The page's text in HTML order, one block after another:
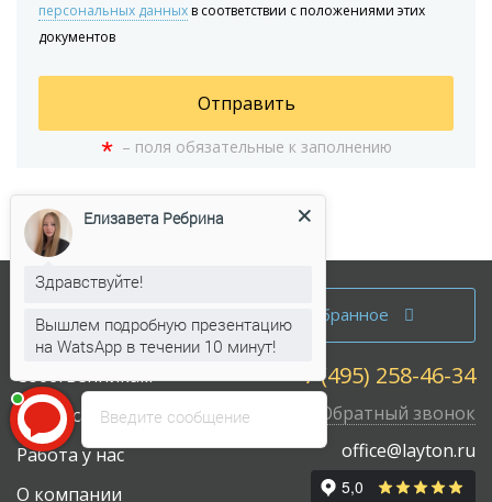
персональных данныхв соответствии с положениями этих
документов
Отправить
* – поля обязательные к заполнению
Аренда офисов
Продажа офисов
Собственникам
Карта сайта
Работа у нас
О компании
Избранное
+7 (495) 258-46-34
Обратный звонок
office@layton.ru
Введите сообщение
Елизавета Ребрина
Здравствуйте!
на WatsApp в течении 10 минут!
Елизавета Ребринапечатает...